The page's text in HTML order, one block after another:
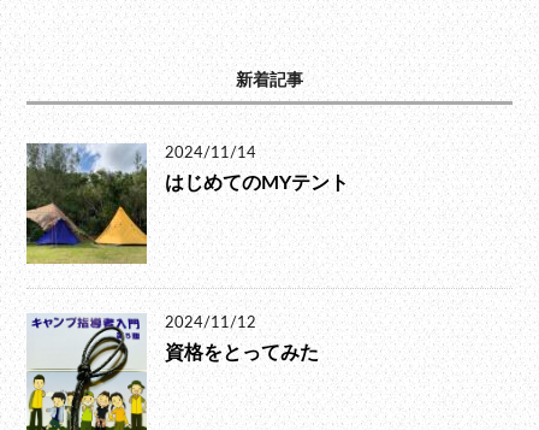
新着記事
2024/11/14
はじめてのMYテント
2024/11/12
資格をとってみた